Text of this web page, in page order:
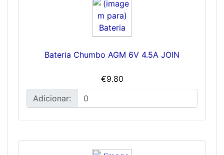
Bateria Chumbo AGM 6V 4.5A JOIN
€9.80
Adicionar: